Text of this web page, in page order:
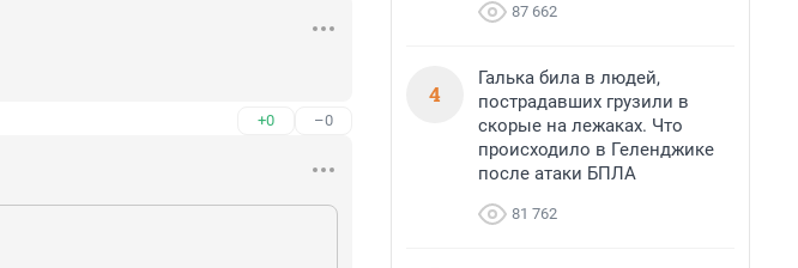
+0 –0
87 662
4
Галька била в людей,
пострадавших грузили в
скорые на лежаках. Что
происходило в Геленджике
после атаки БПЛА
81 762